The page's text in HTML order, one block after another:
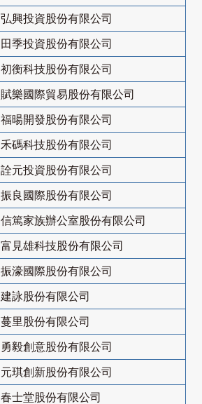
弘興投資股份有限公司
田季投資股份有限公司
初衡科技股份有限公司
賦樂國際貿易股份有限公司
福暘開發股份有限公司
禾碼科技股份有限公司
詮元投資股份有限公司
振良國際股份有限公司
信篤家族辦公室股份有限公司
富見雄科技股份有限公司
振濠國際股份有限公司
建詠股份有限公司
蔓里股份有限公司
勇毅創意股份有限公司
元琪創新股份有限公司
春士堂股份有限公司